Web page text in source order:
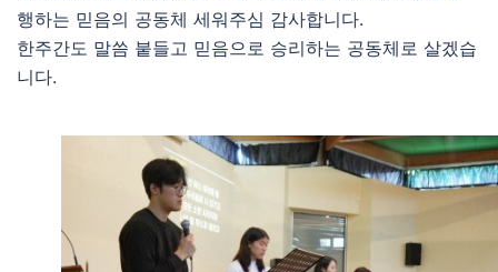
행하는 믿음의 공동체 세워주심 감사합니다.
한주간도 말씀 붙들고 믿음으로 승리하는 공동체로 살겠습
니다.